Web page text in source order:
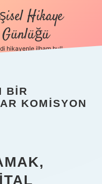
Hikaye
Günlüğü
hikayenle ilham bul!
BIR
KOMISYON